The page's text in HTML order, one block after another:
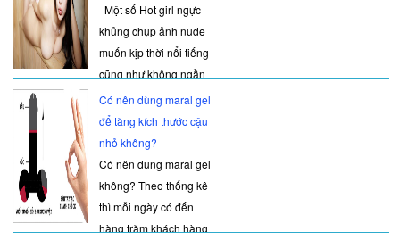
Một số Hot girl ngực
khủng chụp ảnh nude
muốn kịp thời nổi tiếng
cũng như không ngần
ngại chia có thể những
hình nóng bỏng trên
giường của mình để
gây được khá nhiều sự
chú ý hơn của cư dân
mạng cũng như từ đó
có t
Có nên dùng maral gel
để tăng kích thước cậu
nhỏ không?
Có nên dung maral gel
không? Theo thống kê
thì mỗi ngày có đến
hàng trăm khách hàng